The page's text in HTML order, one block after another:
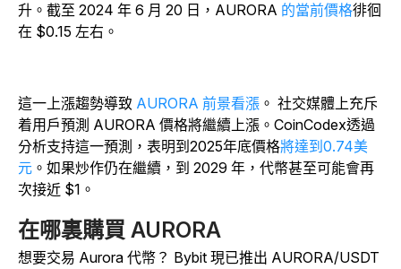
升。截至 2024 年 6 月 20 日，AURORA 的當前價格徘徊
在 $0.15 左右。
這一上漲趨勢導致 AURORA 前景看漲 。 社交媒體上充斥
着用戶預測 AURORA 價格將繼續上漲。CoinCodex透過
分析支持這一預測，表明到2025年底價格將達到0.74美
元 。如果炒作仍在繼續，到 2029 年，代幣甚至可能會再
次接近 $1。
在哪裏購買 AURORA
想要交易 Aurora 代幣？ Bybit 現已推出 AURORA/USDT